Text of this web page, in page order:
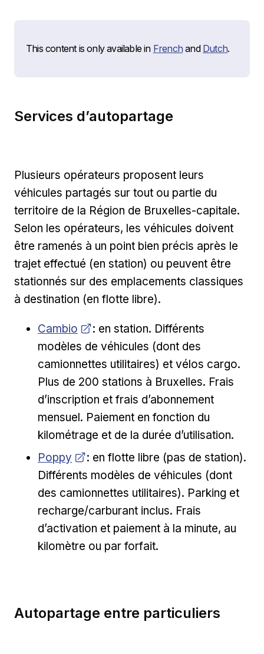
This content is only available in French and Dutch.
Services d’autopartage
Plusieurs opérateurs proposent leurs
véhicules partagés sur tout ou partie du
territoire de la Région de Bruxelles-capitale.
Selon les opérateurs, les véhicules doivent
être ramenés à un point bien précis après le
trajet effectué (en station) ou peuvent être
stationnés sur des emplacements classiques
à destination (en flotte libre).
Opens in new window
Cambio
: en station. Différents
modèles de véhicules (dont des
camionnettes utilitaires) et vélos cargo.
Plus de 200 stations à Bruxelles. Frais
d’inscription et frais d’abonnement
mensuel. Paiement en fonction du
kilométrage et de la durée d’utilisation.
Opens in new window
Poppy
: en flotte libre (pas de station).
Différents modèles de véhicules (dont
des camionnettes utilitaires). Parking et
recharge/carburant inclus. Frais
d’activation et paiement à la minute, au
kilomètre ou par forfait.
Autopartage entre particuliers